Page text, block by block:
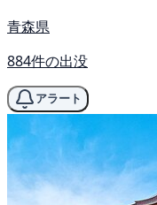
青森県
884件の出没
アラート